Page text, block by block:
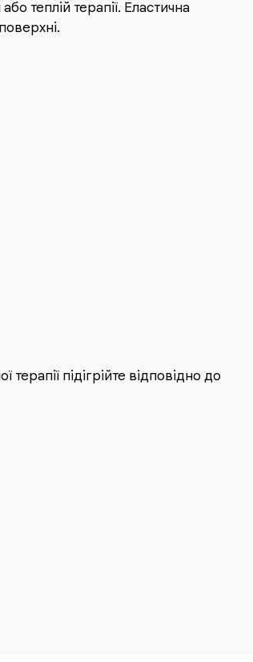
теплій терапії. Еластична
підігрійте відповідно до